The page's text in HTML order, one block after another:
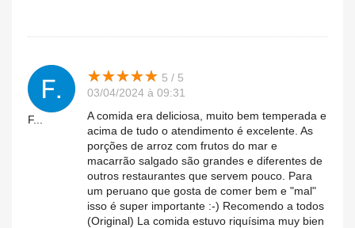
F...
★★★★★
★★★★★ 5 / 5
03/04/2024 à 09:31
A comida era deliciosa, muito bem temperada e
acima de tudo o atendimento é excelente. As
porções de arroz com frutos do mar e
macarrão salgado são grandes e diferentes de
outros restaurantes que servem pouco. Para
um peruano que gosta de comer bem e "mal"
isso é super importante :-) Recomendo a todos
(Original) La comida estuvo riquísima muy bien